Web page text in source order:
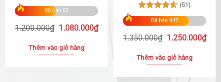
chọn
trên
sản
phẩm
Được xếp
hạng4.68
Đã bán 52
1.200.000₫ Giá
là:
1.200.000₫.
1.080.000₫Giá
Thêm vào giỏ hàng
Được xếp
hạng4.63
(51)
Đã bán 947
1.350.000₫ Giá
là:
1.350.000₫.
1.250.000₫Giá
Thêm vào giỏ hàng